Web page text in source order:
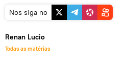
Nos siga no
Renan Lucio
Todas as matérias